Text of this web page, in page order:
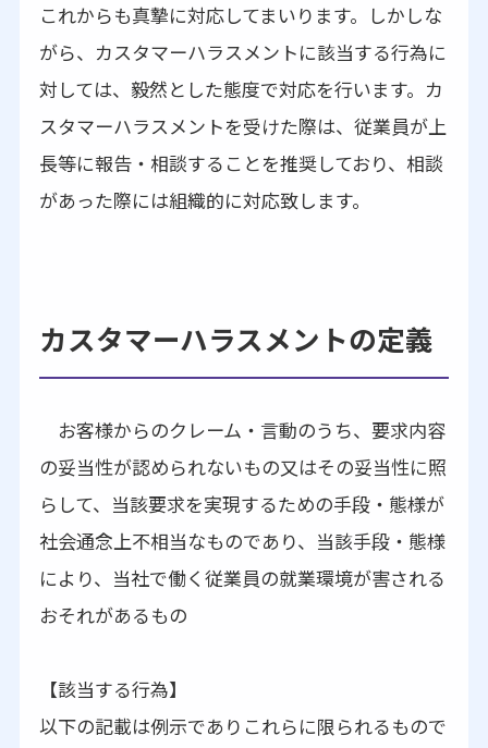
これからも真摯に対応してまいります。しかしな
がら、カスタマーハラスメントに該当する行為に
対しては、毅然とした態度で対応を行います。カ
スタマーハラスメントを受けた際は、従業員が上
長等に報告・相談することを推奨しており、相談
があった際には組織的に対応致します。
カスタマーハラスメントの定義
お客様からのクレーム・言動のうち、要求内容
の妥当性が認められないもの又はその妥当性に照
らして、当該要求を実現するための手段・態様が
社会通念上不相当なものであり、当該手段・態様
により、当社で働く従業員の就業環境が害される
おそれがあるもの
【該当する行為】
以下の記載は例示でありこれらに限られるもので